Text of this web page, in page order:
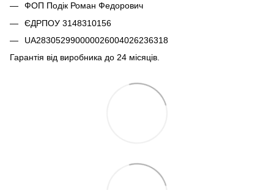
ФОП Подік Роман Федорович
ЄДРПОУ 3148310156
UA283052990000026004026236318
Гарантія від виробника до 24 місяців.